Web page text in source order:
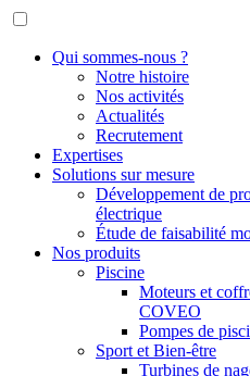
Qui sommes-nous ?
Notre histoire
Nos activités
Actualités
Recrutement
Expertises
Solutions sur mesure
Développement de
électrique
Étude de faisabilité
Nos produits
Piscine
Moteurs et
COVEO
Pompes de
Sport et Bien-être
Turbines de